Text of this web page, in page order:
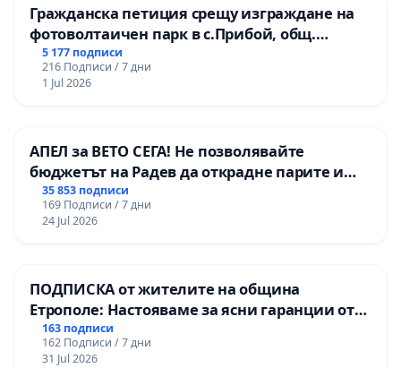
Гражданска петиция срещу изграждане на
фотоволтаичен парк в с.Прибой, общ.
Радомир
5 177 подписи
216 Подписи / 7 дни
1 Jul 2026
АПЕЛ за ВЕТО СЕГА! Не позволявайте
бюджетът на Радев да открадне парите и
правата ни в тъмното
35 853 подписи
169 Подписи / 7 дни
24 Jul 2026
ПОДПИСКА от жителите на община
Етрополе: Настояваме за ясни гаранции от
“Елаците-МЕД” АД и от държавата, че ще се
изпълнят всички екологични норми!
163 подписи
162 Подписи / 7 дни
31 Jul 2026